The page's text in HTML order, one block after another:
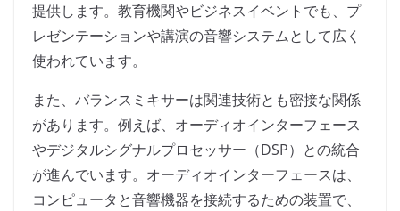
提供します。教育機関やビジネスイベントでも、プ
レゼンテーションや講演の音響システムとして広く
使われています。
また、バランスミキサーは関連技術とも密接な関係
があります。例えば、オーディオインターフェース
やデジタルシグナルプロセッサー（DSP）との統合
が進んでいます。オーディオインターフェースは、
コンピュータと音響機器を接続するための装置で、